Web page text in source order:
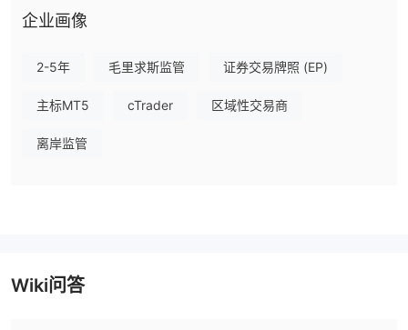
币。Finsai提供创新的金融解决方案，以满足您的独特需求。
Finsai Trade提供三种账户类型，以满足不同的交易需求。
Finsai智能选择账户 适合初学者，最低入金要求为100美元，点
护、免隔夜利息交易以及100% 追加保证金 / 80%强平水平等基本功
FINSAI Trade 交易费用
Finsai Trade 的点差和佣金结构具有竞争力。
企业画像
2-5年 毛里求斯监管 证券交易牌照 (EP)
主标MT5 cTrader 区域性交易商
离岸监管
Wiki问答